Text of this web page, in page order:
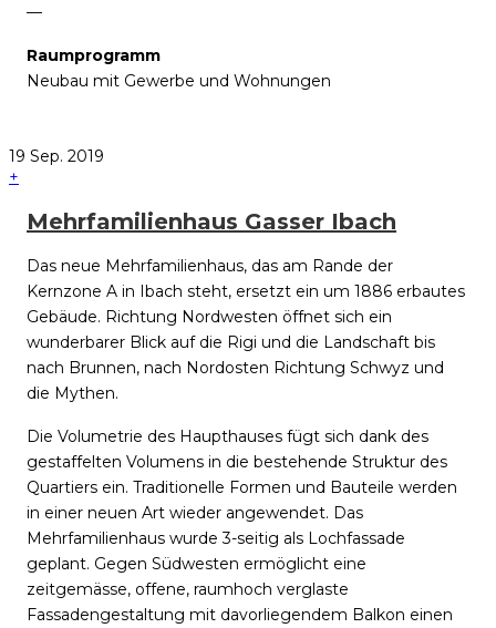
—
Raumprogramm
Neubau mit Gewerbe und Wohnungen
19 Sep. 2019
+
Mehrfamilienhaus Gasser Ibach
Das neue Mehrfamilienhaus, das am Rande der
Kernzone A in Ibach steht, ersetzt ein um 1886 erbautes
Gebäude. Richtung Nordwesten öffnet sich ein
wunderbarer Blick auf die Rigi und die Landschaft bis
nach Brunnen, nach Nordosten Richtung Schwyz und
die Mythen.
Die Volumetrie des Haupthauses fügt sich dank des
gestaffelten Volumens in die bestehende Struktur des
Quartiers ein. Traditionelle Formen und Bauteile werden
in einer neuen Art wieder angewendet. Das
Mehrfamilienhaus wurde 3-seitig als Lochfassade
geplant. Gegen Südwesten ermöglicht eine
zeitgemässe, offene, raumhoch verglaste
Fassadengestaltung mit davorliegendem Balkon einen